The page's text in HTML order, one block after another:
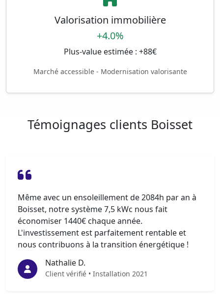
Valorisation immobilière
+4.0%
Plus-value estimée : +88€
Marché accessible - Modernisation valorisante
Témoignages clients Boisset
Même avec un ensoleillement de 2084h par an à
Boisset, notre système 7,5 kWc nous fait
économiser 1440€ chaque année.
L'investissement est parfaitement rentable et
nous contribuons à la transition énergétique !
Nathalie D.
Client vérifié • Installation 2021